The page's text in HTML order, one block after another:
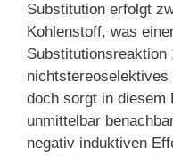
Substitution erfolgt
Kohlenstoff, was
Substitutionsreaktion
doch sorgt in diesem
unmittelbar
negativ induktiven